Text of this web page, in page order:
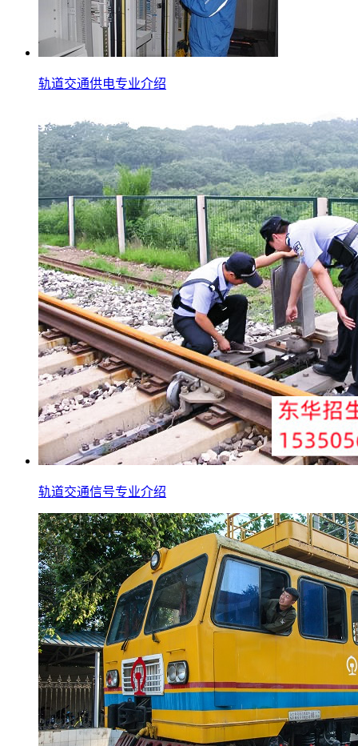
轨道交通供电专业介绍
轨道交通信号专业介绍